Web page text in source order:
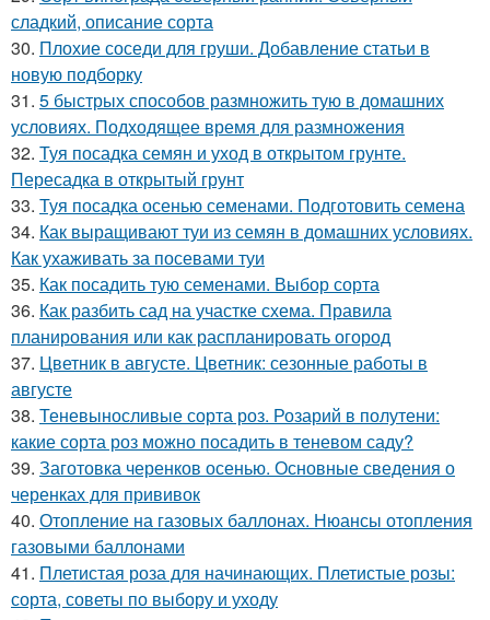
сладкий, описание сорта
30. Плохие соседи для груши. Добавление статьи в
новую подборку
31. 5 быстрых способов размножить тую в домашних
условиях. Подходящее время для размножения
32. Туя посадка семян и уход в открытом грунте.
Пересадка в открытый грунт
33. Туя посадка осенью семенами. Подготовить семена
34. Как выращивают туи из семян в домашних условиях.
Как ухаживать за посевами туи
35. Как посадить тую семенами. Выбор сорта
36. Как разбить сад на участке схема. Правила
планирования или как распланировать огород
37. Цветник в августе. Цветник: сезонные работы в
августе
38. Теневыносливые сорта роз. Розарий в полутени:
какие сорта роз можно посадить в теневом саду?
39. Заготовка черенков осенью. Основные сведения о
черенках для прививок
40. Отопление на газовых баллонах. Нюансы отопления
газовыми баллонами
41. Плетистая роза для начинающих. Плетистые розы:
сорта, советы по выбору и уходу